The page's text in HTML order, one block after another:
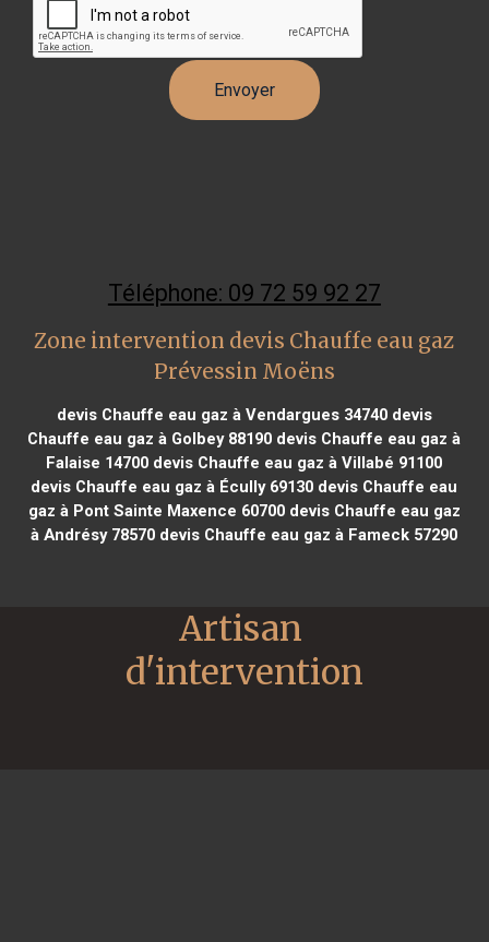
Téléphone: 09 72 59 92 27
Zone intervention devis Chauffe eau gaz
Prévessin Moëns
devis Chauffe eau gaz à Vendargues 34740devis
Chauffe eau gaz à Golbey 88190 devis Chauffe eau gaz à
Falaise 14700 devis Chauffe eau gaz à Villabé 91100
devis Chauffe eau gaz à Écully 69130 devis Chauffe eau
gaz à Pont Sainte Maxence 60700devis Chauffe eau gaz
à Andrésy 78570 devis Chauffe eau gaz à Fameck 57290
Artisan
d'intervention